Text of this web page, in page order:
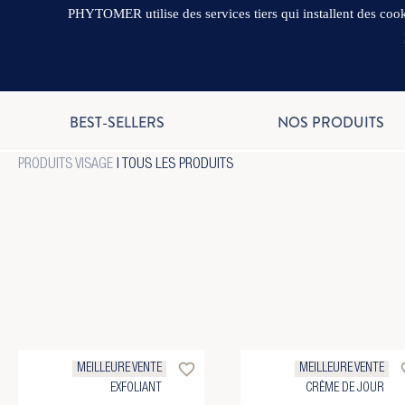
BEST-SELLERS NOS PRODUITS
PRODUITS VISAGE | TOUS LES PRODUITS
MEILLEURE VENTE
EXFOLIANT
favorite_border
MEILLEURE VENTE
CRÈME DE JOUR
PHYTOMER utilise des services tiers qui installent des